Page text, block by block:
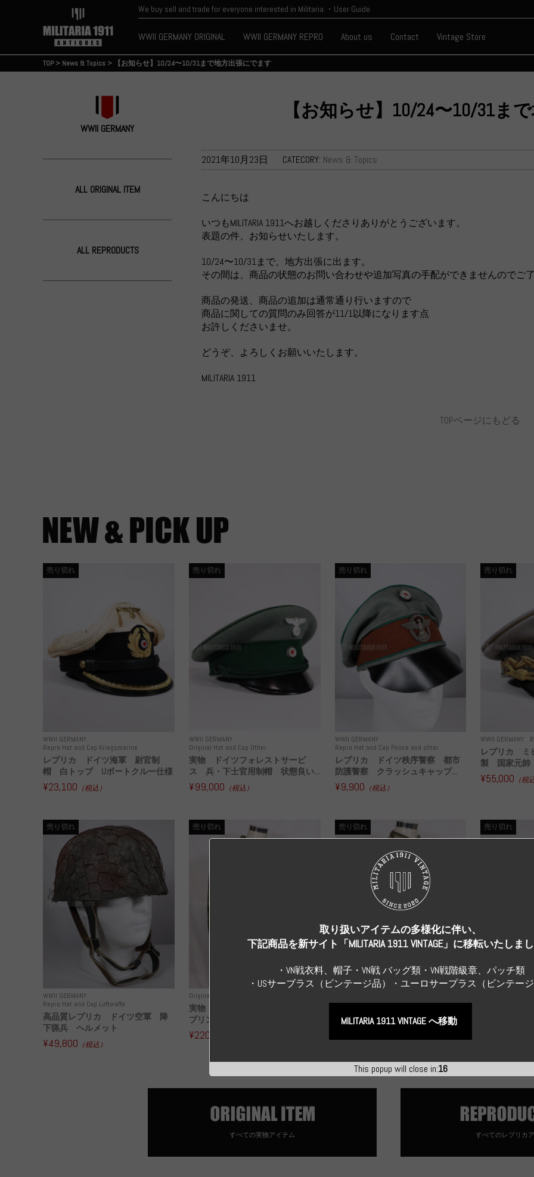
We buy sell and trade for everyone interested in Militaria.・User Guide
WWII GERMANY ORIGINAL WWII GERMANY REPRO About us Contact Vintage Store
TOP> News & Topics > 【お知らせ】10/24〜10/31まで地方出張にでます
WWII GERMANY
ALL ORIGINAL ITEM
ALL REPRODUCTS
【お知らせ】10/24〜10/31ま
2021年10月23日 CATECORY: News & Topics
こんにちは
いつもMILITARIA 1911へお越しくださりありがとうございます。
表題の件、お知らせいたします。
10/24〜10/31まで、地方出張に出ます。
その間は、商品の状態のお問い合わせや追加写真の手配ができませんのでご
商品の発送、商品の追加は通常通り行いますので
商品に関しての質問のみ回答が11/1以降になります点
お許しくださいませ。
どうぞ、よろしくお願いいたします。
MILITARIA 1911
TOPページにもどる
WWII GERMANY
Repro Hat and Cap Kriegsmarine
売り切れ
レプリカ ドイツ海軍 尉官制
帽 白トップ Uボートクルー仕様
¥23,100 （税込）
WWII GERMANY
Original Hat and Cap Other
売り切れ
実物 ドイツフォレストサービ
ス 兵・下士官用制帽 状態良い...
¥99,000 （税込）
WWII GERMANY
Repro Hat and Cap Police and other
売り切れ
レプリカ ドイツ秩序警察 都市
防護警察 クラッシュキャップ...
¥9,900 （税込）
WWII GERMANY
売り切れ
レプリカ ミ
製 国家元帥
¥55,000 （税
WWII GERMANY
Repro Hat and Cap Luftwaffe
売り切れ
高品質レプリカ ドイツ空軍 降
下猟兵 ヘルメット
¥49,800 （税込）
Original Uniform WH
売り切れ
実物 ドイツ空軍 地上師団 ス
プリンター迷彩 コート コッ...
¥220,000
売り切れ
ットン製作業服 下士官 アド...
売り切れ
すべての実物アイテム すべてのレプリカ
This popup will close in:15
取り扱いアイテムの多様化に伴い、
下記商品を新サイト「MILITARIA 1911 VINTAGE」に移転いたしま
・VN戦衣料、帽子・VN戦 バッグ類・VN戦階級章、パッチ類
・USサーブラス（ビンテージ品）・ユーロサープラス（ビンテー
MILITARIA 1911 VINTAGE へ移動